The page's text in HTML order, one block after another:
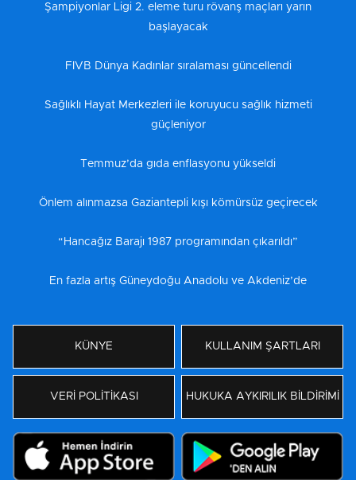
Şampiyonlar Ligi 2. eleme turu rövanş maçları yarın
başlayacak
FIVB Dünya Kadınlar sıralaması güncellendi
Sağlıklı Hayat Merkezleri ile koruyucu sağlık hizmeti
güçleniyor
Temmuz’da gıda enflasyonu yükseldi
Önlem alınmazsa Gaziantepli kışı kömürsüz geçirecek
“Hancağız Barajı 1987 programından çıkarıldı”
En fazla artış Güneydoğu Anadolu ve Akdeniz’de
KÜNYE KULLANIM ŞARTLARI
VERİ POLİTİKASI HUKUKA AYKIRILIK BİLDİRİMİ